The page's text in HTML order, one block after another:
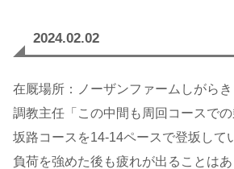
2024.02.02
在厩場所：ノーザンファームしがらき
調教主任「この中間も周回コースでの
坂路コースを14-14ペースで登坂して
負荷を強めた後も疲れが出ることは